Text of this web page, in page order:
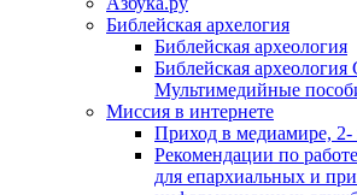
Библейская архелогия
Библейская археология
Библейская
Мультимедийные
Миссия в интернете
Приход в медиамире, 2-
Рекомендации по
для епархиальных и